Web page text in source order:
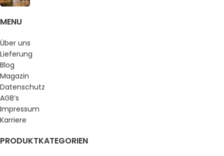
MENU
Über uns
Lieferung
Blog
Magazin
Datenschutz
AGB’s
Impressum
Karriere
PRODUKTKATEGORIEN